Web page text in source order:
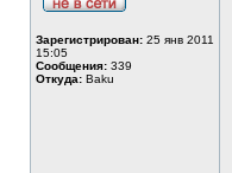
Зарегистрирован: 25 янв 2011
15:05
Сообщения: 339
Откуда: Baku